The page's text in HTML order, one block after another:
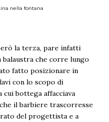
nella fontana
la terza, pare infatti
balaustra che corre lungo
fatto posizionare in
con lo scopo di
cui bottega affacciava
il barbiere trascorresse
del progettista e a